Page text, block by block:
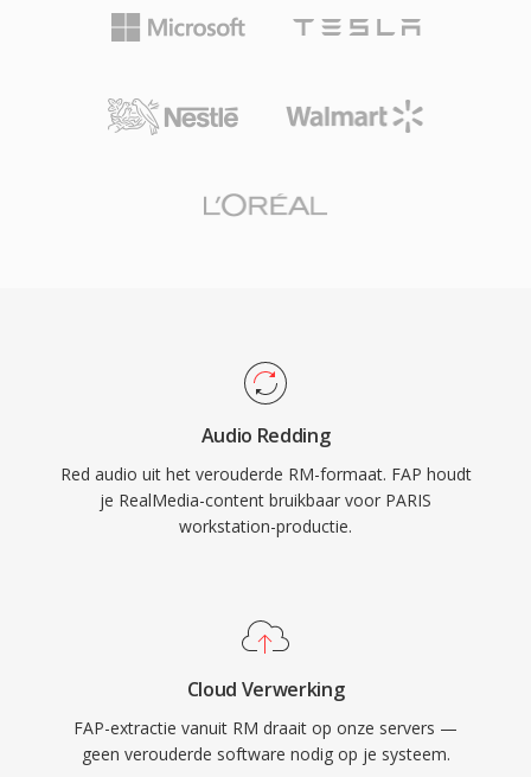
Audio Redding
Red audio uit het verouderde RM-formaat. FAP houdt
je RealMedia-content bruikbaar voor PARIS
workstation-productie.
Cloud Verwerking
FAP-extractie vanuit RM draait op onze servers —
geen verouderde software nodig op je systeem.